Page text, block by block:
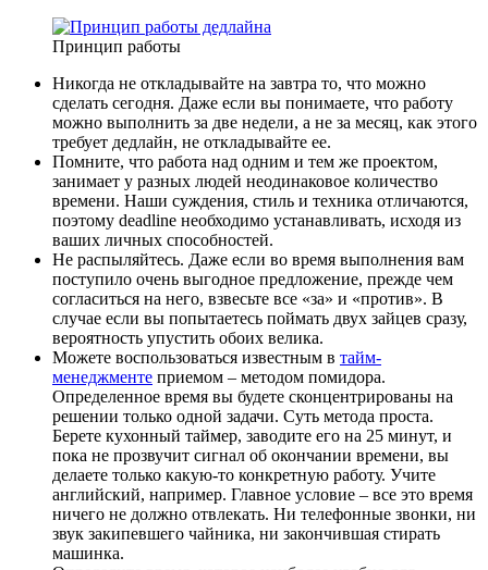
Принцип работы
Никогда не откладывайте на завтра то, что можно
сделать сегодня. Даже если вы понимаете, что работу
можно выполнить за две недели, а не за месяц, как этого
требует дедлайн, не откладывайте ее.
Помните, что работа над одним и тем же проектом,
занимает у разных людей неодинаковое количество
времени. Наши суждения, стиль и техника отличаются,
поэтому deadline необходимо устанавливать, исходя из
ваших личных способностей.
Не распыляйтесь. Даже если во время выполнения вам
поступило очень выгодное предложение, прежде чем
согласиться на него, взвесьте все «за» и «против». В
случае если вы попытаетесь поймать двух зайцев сразу,
вероятность упустить обоих велика.
Можете воспользоваться известным в тайм-
менеджменте приемом – методом помидора.
Определенное время вы будете сконцентрированы на
решении только одной задачи. Суть метода проста.
Берете кухонный таймер, заводите его на 25 минут, и
пока не прозвучит сигнал об окончании времени, вы
делаете только какую-то конкретную работу. Учите
английский, например. Главное условие – все это время
ничего не должно отвлекать. Ни телефонные звонки, ни
звук закипевшего чайника, ни закончившая стирать
машинка.